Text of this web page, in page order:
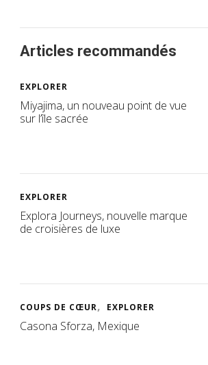
Articles recommandés
EXPLORER
Miyajima, un nouveau point de vue
sur l’île sacrée
EXPLORER
Explora Journeys, nouvelle marque
de croisières de luxe
COUPS DE CŒUR EXPLORER
Casona Sforza, Mexique